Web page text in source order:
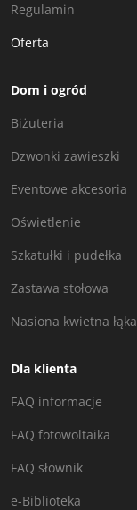
Regulamin
Oferta
Dom i ogród
Biżuteria
Dzwonki zawieszki
Eventowe akcesoria
Oświetlenie
Szkatułki i pudełka
Zastawa stołowa
Nasiona kwietna łąka
Dla klienta
FAQ informacje
FAQ fotowoltaika
FAQ słownik
e-Biblioteka